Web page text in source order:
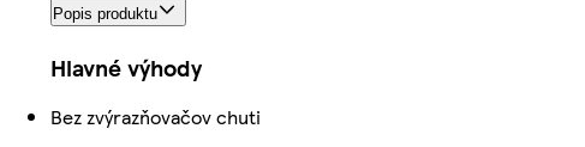
Popis produktu
Hlavné výhody
Bez zvýrazňovačov chuti